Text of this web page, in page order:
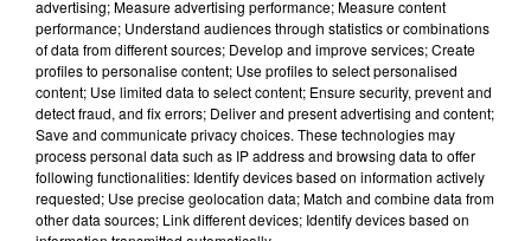
7 août 2026
Madonna sort enfin le remix de « Love
Sensation » avec Kylie Minogue
advertising; Measure advertising performance; Measure content
performance; Understand audiences through statistics or combinations
of data from different sources; Develop and improve services; Create
profiles to personalise content; Use profiles to select personalised
content; Use limited data to select content; Ensure security, prevent and
detect fraud, and fix errors; Deliver and present advertising and content;
Save and communicate privacy choices. These technologies may
process personal data such as IP address and browsing data to offer
following functionalities: Identify devices based on information actively
requested; Use precise geolocation data; Match and combine data from
other data sources; Link different devices; Identify devices based on